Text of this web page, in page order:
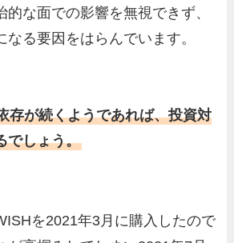
的な面での影響を無視できず、
なる要因をはらんでいます。
存が続くようであれば、投資対
でしょう。
を2021年3月に購入したので